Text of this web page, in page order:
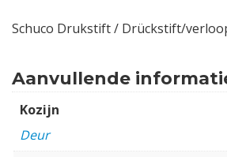
Schuco Drukstift / Drückstift/
Aanvullende
Kozijn
Deur